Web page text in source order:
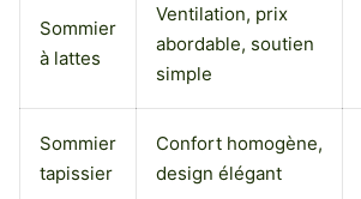
Sommier
à lattes
Ventilation, prix
abordable, soutien
simple
Sommier
tapissier
Confort homogène,
design élégant